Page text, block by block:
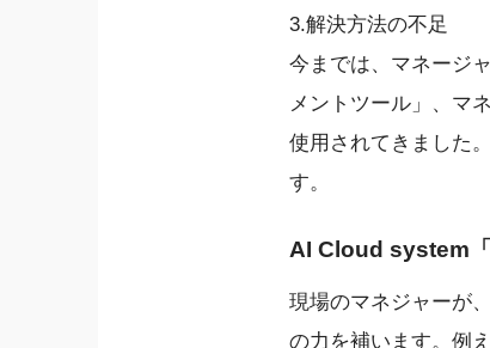
3.解決方法の不足
今までは、マネージ
メントツール」、マ
使用されてきました
す。
AI Cloud system
現場のマネジャーが
の力を補います。例